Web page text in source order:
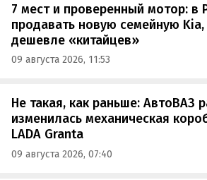
7 мест и проверенный мотор: в
продавать новую семейную Kia,
дешевле «китайцев»
09 августа 2026, 11:53
Не такая, как раньше: АвтоВАЗ
изменилась механическая
LADA Granta
09 августа 2026, 07:40